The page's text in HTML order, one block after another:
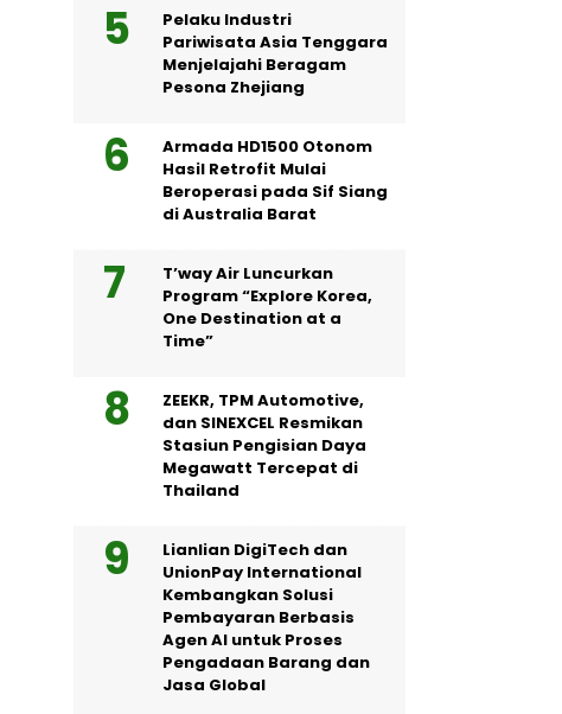
Pelaku Industri
Pariwisata Asia Tenggara
Menjelajahi Beragam
Pesona Zhejiang
Armada HD1500 Otonom
Hasil Retrofit Mulai
Beroperasi pada Sif Siang
di Australia Barat
T’way Air Luncurkan
Program “Explore Korea,
One Destination at a
Time”
ZEEKR, TPM Automotive,
dan SINEXCEL Resmikan
Stasiun Pengisian Daya
Megawatt Tercepat di
Thailand
Lianlian DigiTech dan
UnionPay International
Kembangkan Solusi
Pembayaran Berbasis
Agen AI untuk Proses
Pengadaan Barang dan
Jasa Global